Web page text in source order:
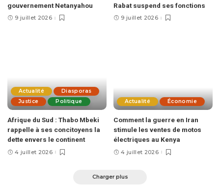
gouvernement Netanyahou
9 juillet 2026
Rabat suspend ses fonctions
9 juillet 2026
Actualité
Diasporas
Justice
Politique
Afrique du Sud : Thabo Mbeki
rappelle à ses concitoyens la
dette envers le continent
4 juillet 2026
Actualité Économie
Comment la guerre en Iran
stimule les ventes de motos
électriques au Kenya
4 juillet 2026
Charger plus